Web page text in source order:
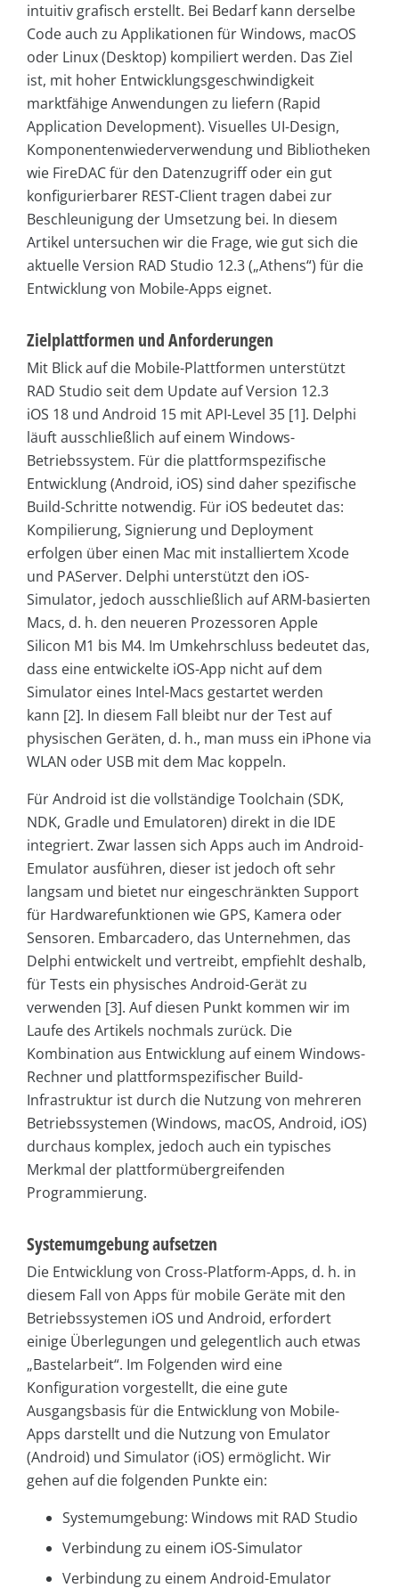
intuitiv grafisch erstellt. Bei Bedarf kann derselbe
Code auch zu Applikationen für Windows, macOS
oder Linux (Desktop) kompiliert werden. Das Ziel
ist, mit hoher Entwicklungsgeschwindigkeit
marktfähige Anwendungen zu liefern (Rapid
Application Development). Visuelles UI-Design,
Komponentenwiederverwendung und Bibliotheken
wie FireDAC für den Datenzugriff oder ein gut
konfigurierbarer REST-Client tragen dabei zur
Beschleunigung der Umsetzung bei. In diesem
Artikel untersuchen wir die Frage, wie gut sich die
aktuelle Version RAD Studio 12.3 („Athens“) für die
Entwicklung von Mobile-Apps eignet.
Zielplattformen und Anforderungen
Mit Blick auf die Mobile-Plattformen unterstützt
RAD Studio seit dem Update auf Version 12.3
iOS 18 und Android 15 mit API-Level 35 [1]. Delphi
läuft ausschließlich auf einem Windows-
Betriebssystem. Für die plattformspezifische
Entwicklung (Android, iOS) sind daher spezifische
Build-Schritte notwendig. Für iOS bedeutet das:
Kompilierung, Signierung und Deployment
erfolgen über einen Mac mit installiertem Xcode
und PAServer. Delphi unterstützt den iOS-
Simulator, jedoch ausschließlich auf ARM-basierten
Macs, d. h. den neueren Prozessoren Apple
Silicon M1 bis M4. Im Umkehrschluss bedeutet das,
dass eine entwickelte iOS-App nicht auf dem
Simulator eines Intel-Macs gestartet werden
kann [2]. In diesem Fall bleibt nur der Test auf
physischen Geräten, d. h., man muss ein iPhone via
WLAN oder USB mit dem Mac koppeln.
Für Android ist die vollständige Toolchain (SDK,
NDK, Gradle und Emulatoren) direkt in die IDE
integriert. Zwar lassen sich Apps auch im Android-
Emulator ausführen, dieser ist jedoch oft sehr
langsam und bietet nur eingeschränkten Support
für Hardwarefunktionen wie GPS, Kamera oder
Sensoren. Embarcadero, das Unternehmen, das
Delphi entwickelt und vertreibt, empfiehlt deshalb,
für Tests ein physisches Android-Gerät zu
verwenden [3]. Auf diesen Punkt kommen wir im
Laufe des Artikels nochmals zurück. Die
Kombination aus Entwicklung auf einem Windows-
Rechner und plattformspezifischer Build-
Infrastruktur ist durch die Nutzung von mehreren
Betriebssystemen (Windows, macOS, Android, iOS)
durchaus komplex, jedoch auch ein typisches
Merkmal der plattformübergreifenden
Programmierung.
Systemumgebung aufsetzen
Die Entwicklung von Cross-Platform-Apps, d. h. in
diesem Fall von Apps für mobile Geräte mit den
Betriebssystemen iOS und Android, erfordert
einige Überlegungen und gelegentlich auch etwas
„Bastelarbeit“. Im Folgenden wird eine
Konfiguration vorgestellt, die eine gute
Ausgangsbasis für die Entwicklung von Mobile-
Apps darstellt und die Nutzung von Emulator
(Android) und Simulator (iOS) ermöglicht. Wir
gehen auf die folgenden Punkte ein:
Systemumgebung: Windows mit RAD Studio
Verbindung zu einem iOS-Simulator
Verbindung zu einem Android-Emulator